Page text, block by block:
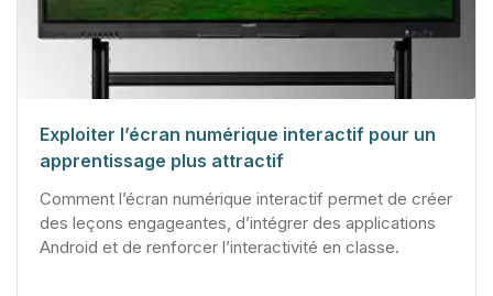
Exploiter l’écran numérique interactif pour un
apprentissage plus attractif
Comment l’écran numérique interactif permet de créer
des leçons engageantes, d’intégrer des applications
Android et de renforcer l’interactivité en classe.